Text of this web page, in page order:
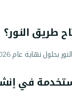
طريق النور؟
بحلول نهاية عام 2026.
في